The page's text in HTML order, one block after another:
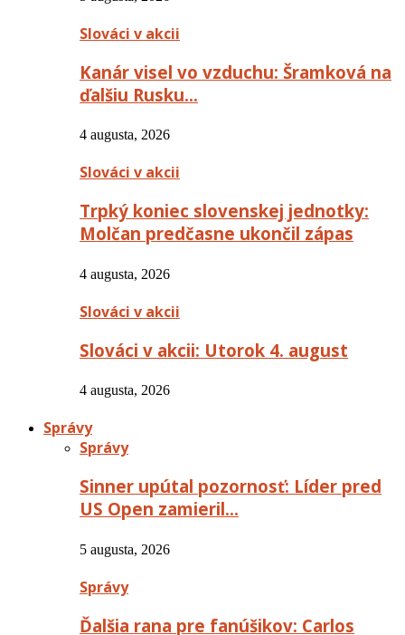
Slováci v akcii
Kanár visel vo vzduchu: Šramková na
ďalšiu Rusku…
4 augusta, 2026
Slováci v akcii
Trpký koniec slovenskej jednotky:
Molčan predčasne ukončil zápas
4 augusta, 2026
Slováci v akcii
Slováci v akcii: Utorok 4. august
4 augusta, 2026
Správy
Správy
Sinner upútal pozornosť: Líder pred
US Open zamieril…
5 augusta, 2026
Správy
Ďalšia rana pre fanúšikov: Carlos